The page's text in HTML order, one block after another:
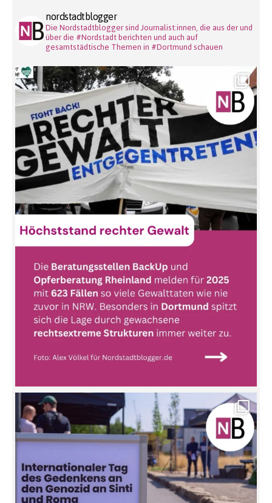
nordstadtblogger
Die Nordstadtblogger sind Journalist:innen, die aus der und
über die #Nordstadt berichten und auch auf
gesamtstädtische Themen in #Dortmund schauen